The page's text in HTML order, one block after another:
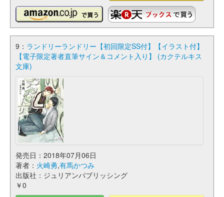
9： ランドリーランドリー【初回限定SS付】【イラスト付】
【電子限定著者直筆サイン＆コメント入り】 (カクテルキス
文庫)
発売日：2018年07月06日
著者： 火崎勇,有馬かつみ
出版社：ジュリアンパブリッシング
￥0